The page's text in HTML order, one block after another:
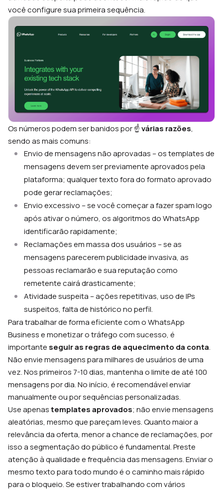
você configure sua primeira sequência.
Os números podem ser banidos por ☝️várias razões,
sendo as mais comuns:
Envio de mensagens não aprovadas – os templates de
mensagens devem ser previamente aprovados pela
plataforma; qualquer texto fora do formato aprovado
pode gerar reclamações;
Envio excessivo – se você começar a fazer spam logo
após ativar o número, os algoritmos do WhatsApp
identificarão rapidamente;
Reclamações em massa dos usuários – se as
mensagens parecerem publicidade invasiva, as
pessoas reclamarão e sua reputação como
remetente cairá drasticamente;
Atividade suspeita – ações repetitivas, uso de IPs
suspeitos, falta de histórico no perfil.
Para trabalhar de forma eficiente com o WhatsApp
Business e monetizar o tráfego com sucesso, é
importante seguir as regras de aquecimento da conta.
Não envie mensagens para milhares de usuários de uma
vez. Nos primeiros 7-10 dias, mantenha o limite de até 100
mensagens por dia. No início, é recomendável enviar
manualmente ou por sequências personalizadas.
Use apenastemplates aprovados; não envie mensagens
aleatórias, mesmo que pareçam leves. Quanto maior a
relevância da oferta, menor a chance de reclamações, por
isso a segmentação do público é fundamental. Preste
atenção à qualidade e frequência das mensagens. Enviar o
mesmo texto para todo mundo é o caminho mais rápido
para o bloqueio. Se estiver trabalhando com vários